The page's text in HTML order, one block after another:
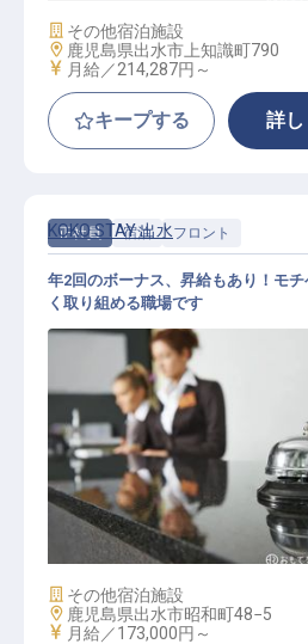
施設業態
その他宿泊施設
勤務地
鹿児島県出水市上知識町790
給与
月給／214,287円～
キープする 詳
正社員 宿泊 フロント
フロント
KOKO STAY 出水
年2回のボーナス、昇給もあり！モ
く取り組める職場です
施設業態
その他宿泊施設
勤務地
鹿児島県出水市昭和町48−5
給与
月給／173,000円～